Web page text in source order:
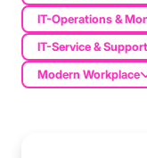
IT-Operations &
IT-Service & Support
Modern Workplace